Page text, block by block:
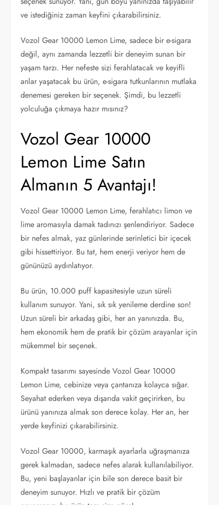
ve istediğiniz zaman keyfini çıkarabilirsiniz.
Vozol Gear 10000 Lemon Lime, sadece bir e-sigara
değil, aynı zamanda lezzetli bir deneyim sunan bir
yaşam tarzı. Her nefeste sizi ferahlatacak ve keyifli
anlar yaşatacak bu ürün, e-sigara tutkunlarının mutlaka
denemesi gereken bir seçenek. Şimdi, bu lezzetli
yolculuğa çıkmaya hazır mısınız?
Vozol Gear 10000
Lemon Lime Satın
Almanın 5 Avantajı!
Vozol Gear 10000 Lemon Lime, ferahlatıcı limon ve
lime aromasıyla damak tadınızı şenlendiriyor. Sadece
bir nefes almak, yaz günlerinde serinletici bir içecek
gibi hissettiriyor. Bu tat, hem enerji veriyor hem de
gününüzü aydınlatıyor.
Bu ürün, 10.000 puff kapasitesiyle uzun süreli
kullanım sunuyor. Yani, sık sık yenileme derdine son!
Uzun süreli bir arkadaş gibi, her an yanınızda. Bu,
hem ekonomik hem de pratik bir çözüm arayanlar için
mükemmel bir seçenek.
Kompakt tasarımı sayesinde Vozol Gear 10000
Lemon Lime, cebinize veya çantanıza kolayca sığar.
Seyahat ederken veya dışarıda vakit geçirirken, bu
ürünü yanınıza almak son derece kolay. Her an, her
yerde keyfinizi çıkarabilirsiniz.
Vozol Gear 10000, karmaşık ayarlarla uğraşmanıza
gerek kalmadan, sadece nefes alarak kullanılabiliyor.
Bu, yeni başlayanlar için bile son derece basit bir
deneyim sunuyor. Hızlı ve pratik bir çözüm